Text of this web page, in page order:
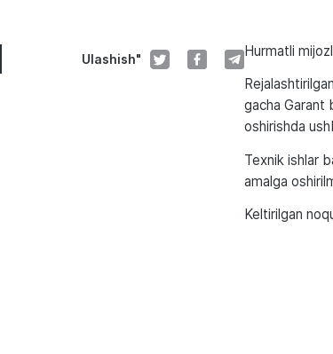
Ulashish"
Hurmatli
gacha Garant
oshirishda
Texnik ishlar
amalga
Keltirilgan